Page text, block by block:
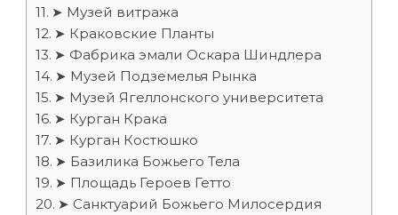
➤ Музей витража
➤ Краковские Планты
➤ Фабрика эмали Оскара Шиндлера
➤ Музей Подземелья Рынка
➤ Музей Ягеллонского университета
➤ Курган Крака
➤ Курган Костюшко
➤ Базилика Божьего Тела
➤ Площадь Героев Гетто
➤ Санктуарий Божьего Милосердия